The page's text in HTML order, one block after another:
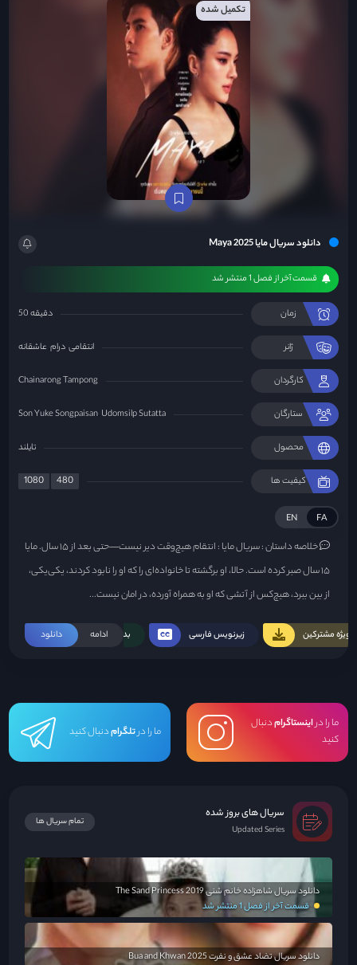
دانلود سریال مایا Maya 2025
قسمت آخر از فصل 1 منتشر شد
زمان 50 دقیقه
ژانر انتقامی درام عاشقانه
کارگردان Chainarong Tampong
ستارگان Son Yuke Songpaisan Udomsilp Sutatta
محصول تایلند
کیفیت ها 1080 480
FA
EN
خلاصه داستان :
سریال مایا : انتقام هیچ‌وقت دیر نیست—حتی بعد از ۱۵ سال. مایا
۱۵ سال صبر کرده است. حالا، او برگشته تا خانواده‌ای را که او را نابود کردند، یکی‌یکی،
از بین ببرد، هیچ‌کس از آتشی که او به همراه آورده، در امان نیست...
ادامه دانلود ویژه مشترکین زیرنویس فارسی بدون سانسور
تکمیل شده
ما را دراینستاگرامدنبال
کنید
ما را درتلگرامدنبال کنید
سریال های بروز شده
Updated Series
تمام سریال ها
دانلود سریال شاهزاده خانم شنی The Sand Princess 2019
قسمت آخر از فصل 1 منتشر شد
دانلود سریال تضاد عشق و نفرت Bua and Khwan 2025